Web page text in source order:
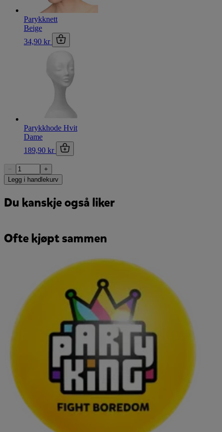
Parykknett
Beige
34,90 kr
Parykkhode Hvit
Dame
189,90 kr
−
+
Legg i handlekurv
Du kanskje også liker
Ofte kjøpt sammen